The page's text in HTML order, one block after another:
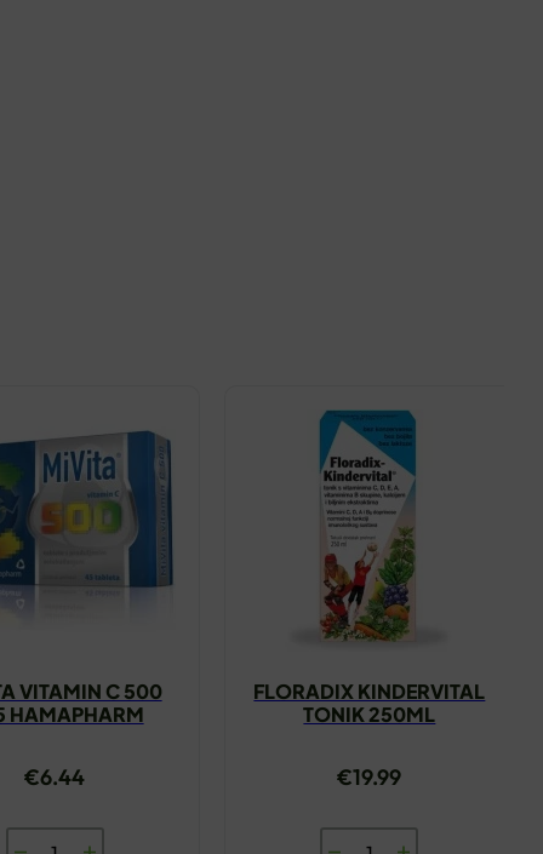
VITAMIN C 500
HAMAPHARM
€6.44
MIVITA
FLORADIX KINDERVITAL
TONIK 250ML
€19.99
FLORADIX